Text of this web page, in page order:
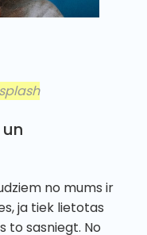
no mums ir
ja tiek lietotas
to sasniegt. No